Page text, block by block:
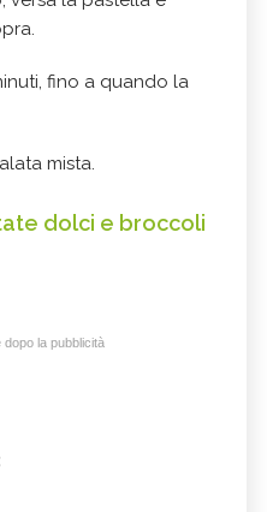
fino a quando la
mista.
dolci e broccoli
la pubblicità